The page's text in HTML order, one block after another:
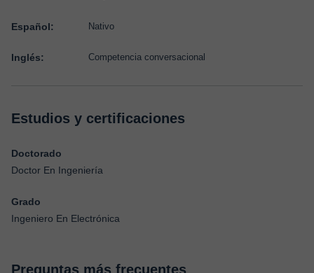
Español: Nativo
Inglés: Competencia conversacional
Estudios y certificaciones
Doctorado
Doctor En Ingeniería
Grado
Ingeniero En Electrónica
Preguntas más frecuentes